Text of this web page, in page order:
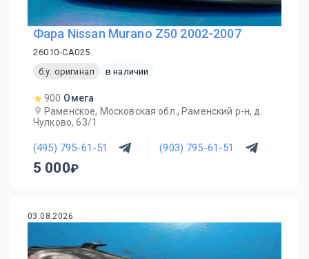
Фара Nissan Murano Z50 2002-2007
26010-CA025
б.у. оригинал
в наличии
900 Омега
Раменское, Московская обл., Раменский р-н, д.
Чулково, 63/1
(495) 795-61-51 (903) 795-61-51
5 000
03.08.2026